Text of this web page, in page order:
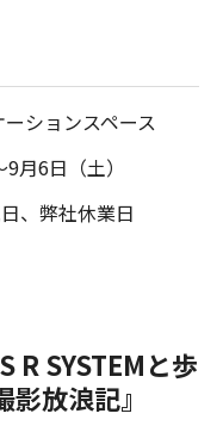
ションスペース
月6日（土）
、弊社休業日
R SYSTEMと歩
放浪記』